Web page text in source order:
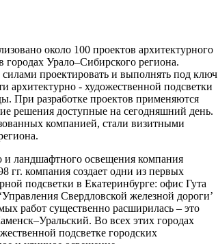
около 100 проектов архитектурного
Урало–Сибирского региона.
проектировать и выполнять под ключ
архитектурно - художественной подсветки
При разработке проектов применяются
решения доступные на сегодняшний день.
компанией, стали визитными
и ландшафтного освещения компания
гг. компания создает одни из первых
подсветки в Екатеринбурге: офис Гута
Свердловской железной дороги’
работ существенно расширилась – это
Во всех этих городах
подсветке городских